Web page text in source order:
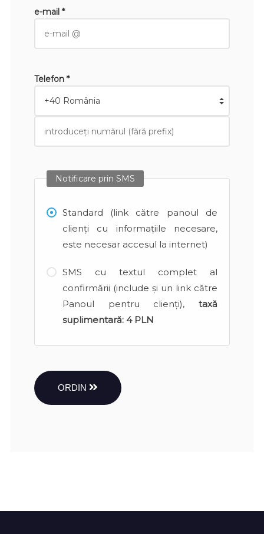
e-mail *
Telefon *
Notificare prin SMS
Standard (link către panoul de
clienți cu informațiile necesare,
este necesar accesul la internet)
SMS cu textul complet al
confirmării (include și un link către
Panoul pentru clienți), taxă
suplimentară: 4 PLN
ORDIN